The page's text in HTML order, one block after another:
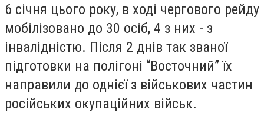
6 січня цього року, в ході чергового рейду
мобілізовано до 30 осіб, 4 з них - з
інвалідністю. Після 2 днів так званої
підготовки на полігоні “Восточний” їх
направили до однієї з військових частин
російських окупаційних військ.